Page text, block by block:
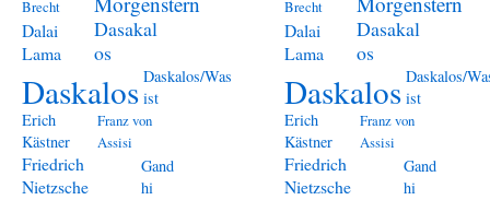
Brecht
Dalai
Lama
Dasakal
os
Daskalos Daskalos/Was
ist
Erich
Kästner
Franz von
Assisi
Friedrich
Nietzsche
Gand
hi
Brecht
Dalai
Lama
Dasakal
os
Daskalos Daskalos/
ist
Erich
Kästner
Franz von
Assisi
Friedrich
Nietzsche
Gand
hi